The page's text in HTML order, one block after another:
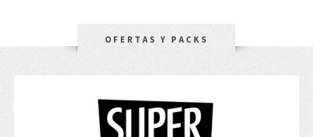
OFERTAS Y PACKS